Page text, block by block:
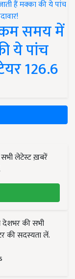
समय में
ये पांच
126.6
लेटेस्ट ख़बरें
देशभर की सभी
की सदस्यता लें.